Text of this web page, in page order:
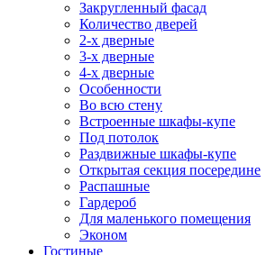
Закругленный фасад
Количество дверей
2-х дверные
3-х дверные
4-х дверные
Особенности
Во всю стену
Встроенные шкафы-купе
Под потолок
Раздвижные шкафы-купе
Открытая секция посередине
Распашные
Гардероб
Для маленького помещения
Эконом
Гостиные